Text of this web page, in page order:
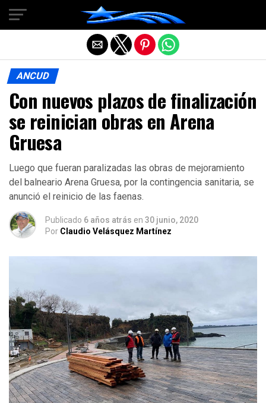
ANCUD
Con nuevos plazos de finalización
se reinician obras en Arena
Gruesa
Luego que fueran paralizadas las obras de mejoramiento
del balneario Arena Gruesa, por la contingencia sanitaria, se
anunció el reinicio de las faenas.
Publicado 6 años atrás en 30 junio, 2020
Por Claudio Velásquez Martínez
Salir de la versión móvil